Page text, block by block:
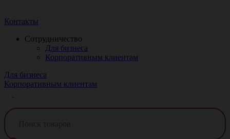
Контакты
Сотрудничество
Для бизнеса
Корпоративным клиентам
Для бизнеса
Корпоративным клиентам